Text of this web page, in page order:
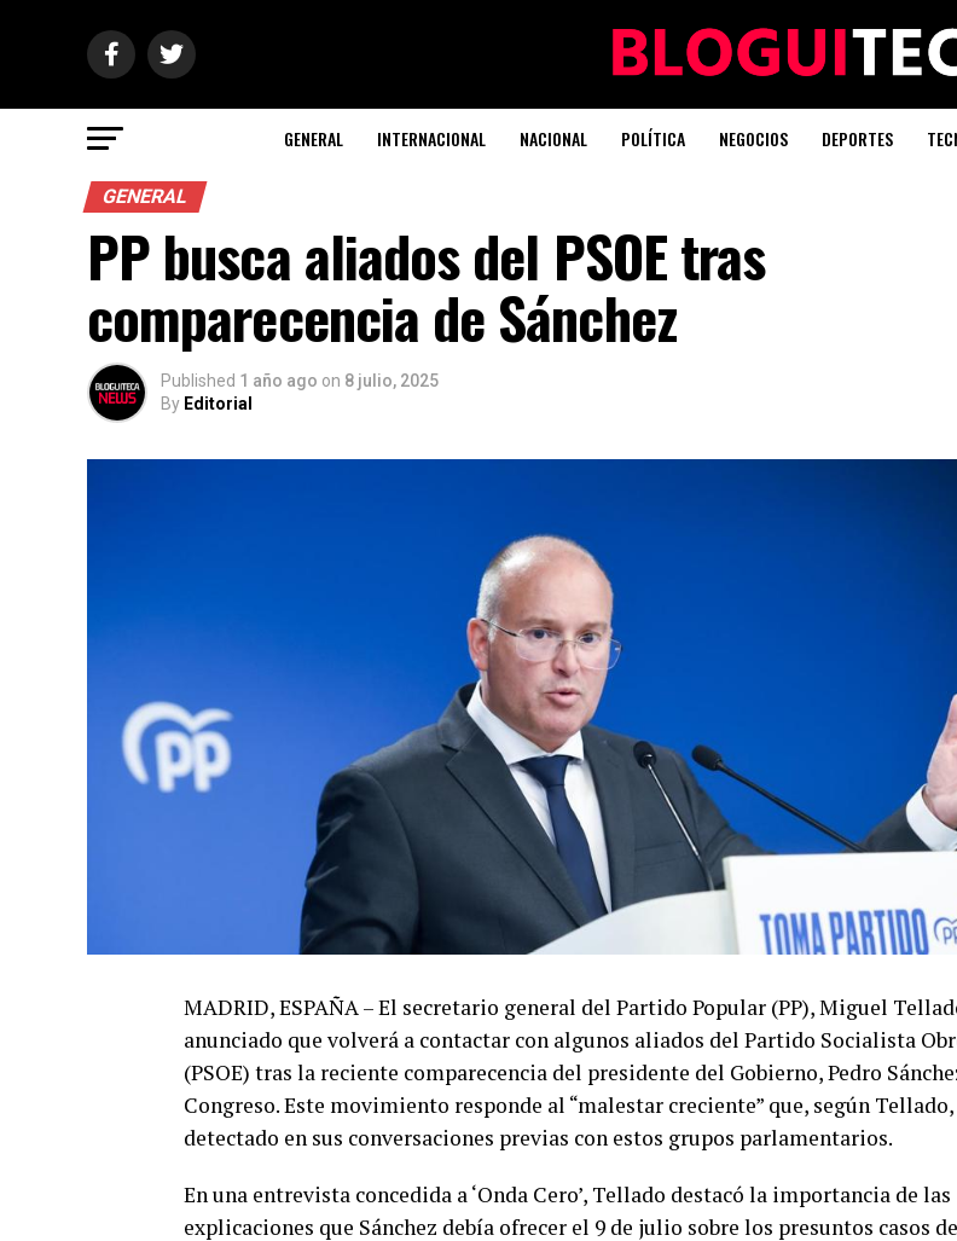
GENERAL INTERNACIONAL NACIONAL POLÍTICA NEGOCIOS DEPORTES
GENERAL
PP busca aliados del PSOE tras
comparecencia de Sánchez
Published 1 año ago on 8 julio, 2025
By Editorial
MADRID, ESPAÑA – El secretario general del Partido Popular (PP), Miguel
anunciado que volverá a contactar con algunos aliados del Partido Socialista
(PSOE) tras la reciente comparecencia del presidente del Gobierno, Pedro
Congreso. Este movimiento responde al “malestar creciente” que, según Tellado,
detectado en sus conversaciones previas con estos grupos parlamentarios.
En una entrevista concedida a ‘Onda Cero’, Tellado destacó la importancia de las
explicaciones que Sánchez debía ofrecer el 9 de julio sobre los presuntos casos